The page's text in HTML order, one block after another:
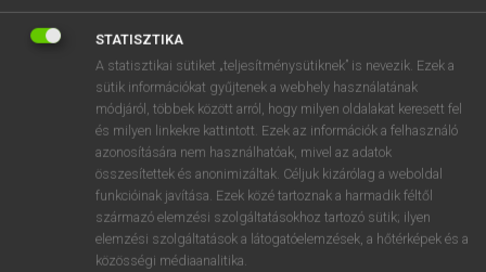
Díjmentes angol szótár
subagency fn fiókügynökség
alügynökség
⚲ subagencykeresése szótárainkban
STATISZTIKA
A statisztikai sütiket „teljesítménysütiknek” is nevezik. Ezek a
sütik információkat gyűjtenek a webhely használatának
módjáról, többek között arról, hogy milyen oldalakat keresett fel
és milyen linkekre kattintott. Ezek az információk a felhasználó
azonosítására nem használhatóak, mivel az adatok
összesítettek és anonimizáltak. Céljuk kizárólag a weboldal
funkcióinak javítása. Ezek közé tartoznak a harmadik féltől
származó elemzési szolgáltatásokhoz tartozó sütik; ilyen
elemzési szolgáltatások a látogatóelemzések, a hőtérképek és a
közösségi médiaanalitika.
r t z u i o p ő ú
k l ű
n m , . - AltGr